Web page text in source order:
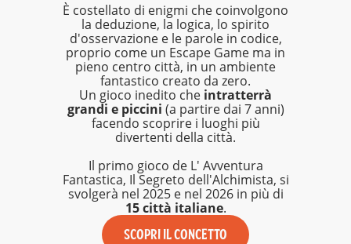
È costellato di enigmi che coinvolgono
la deduzione, la logica, lo spirito
d'osservazione e le parole in codice,
proprio come un Escape Game ma in
pieno centro città, in un ambiente
fantastico creato da zero.
Un gioco inedito che intratterrà
grandi e piccini (a partire dai 7 anni)
facendo scoprire i luoghi più
divertenti della città.
Il primo gioco de L' Avventura
Fantastica, Il Segreto dell'Alchimista, si
svolgerà nel 2025 e nel 2026 in più di
15 città italiane.
SCOPRI IL CONCETTO